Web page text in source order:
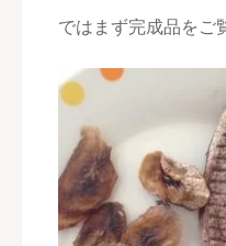
ではまず完成品をご